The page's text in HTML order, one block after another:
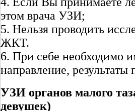
этом врача УЗИ;
5. Нельзя проводить
ЖКТ.
6. При себе необходимо
направление,
УЗИ органов малого
девушек)